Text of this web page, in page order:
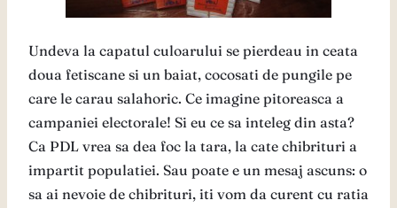
Undeva la capatul culoarului se pierdeau in ceata
doua fetiscane si un baiat, cocosati de pungile pe
care le carau salahoric. Ce imagine pitoreasca a
campaniei electorale! Si eu ce sa inteleg din asta?
Ca PDL vrea sa dea foc la tara, la cate chibrituri a
impartit populatiei. Sau poate e un mesaj ascuns: o
sa ai nevoie de chibrituri, iti vom da curent cu ratia